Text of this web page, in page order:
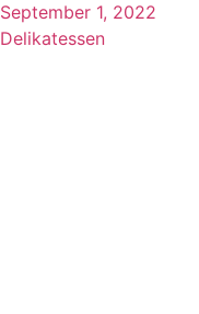
September 1, 2022
Delikatessen